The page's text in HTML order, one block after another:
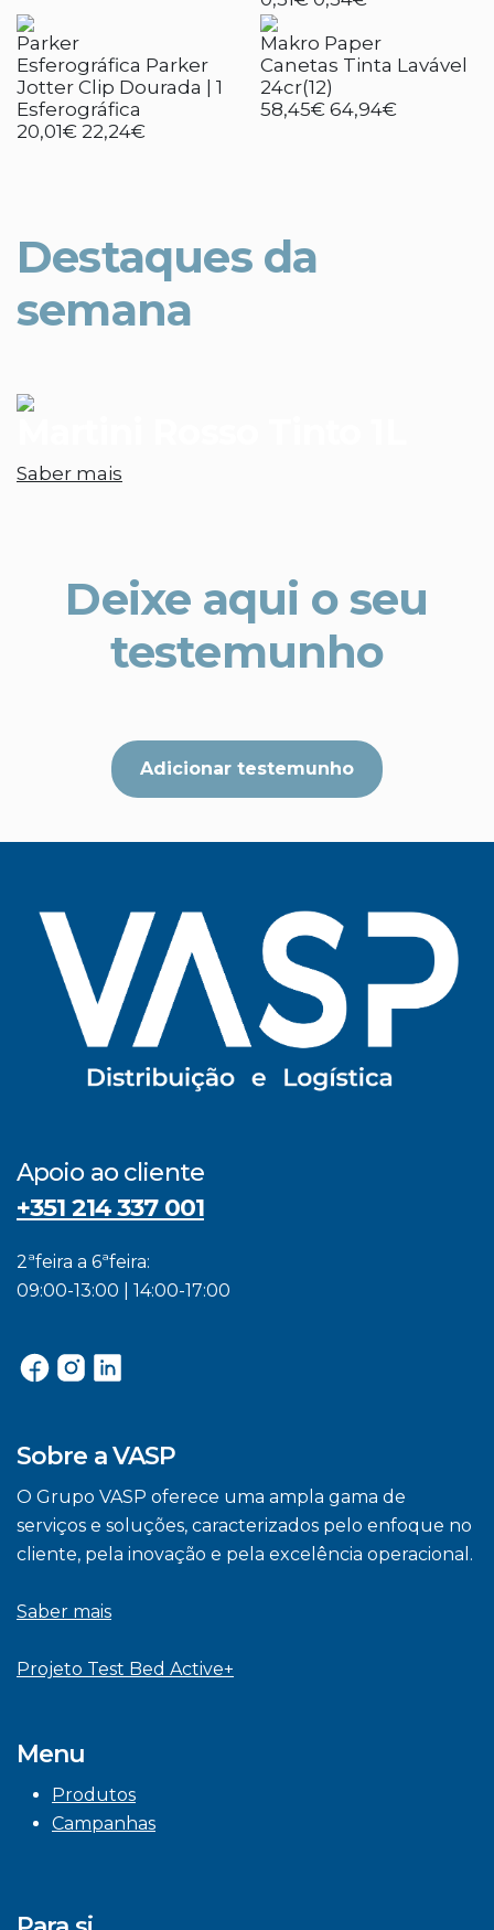
Parker
Esferográfica Parker
Jotter Clip Dourada | 1
Esferográfica
20,01€ 22,24€
Makro Paper
Canetas Tinta Lavável
24cr(12)
58,45€ 64,94€
Destaques da
semana
Saber mais
Deixe aqui o seu
testemunho
Adicionar testemunho
Apoio ao cliente
+351 214 337 001
2ªfeira a 6ªfeira:
09:00-13:00 | 14:00-17:00
Sobre a VASP
O Grupo VASP oferece uma ampla gama de
serviços e soluções, caracterizados pelo enfoque no
cliente, pela inovação e pela excelência operacional.
Saber mais
Projeto Test Bed Active+
Menu
Produtos
Campanhas